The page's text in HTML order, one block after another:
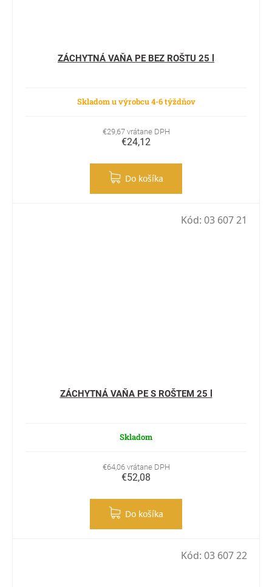
ZÁCHYTNÁ VAŇA PE BEZ ROŠTU 25 l
Skladom u výrobcu 4-6 týždňov
€29,67 vrátane DPH
€24,12
Do košíka
ZÁCHYTNÁ VAŇA PE S ROŠTEM 25 l
Skladom
€64,06 vrátane DPH
€52,08
Do košíka
Kód: 03 607 21
Kód: 03 607 22